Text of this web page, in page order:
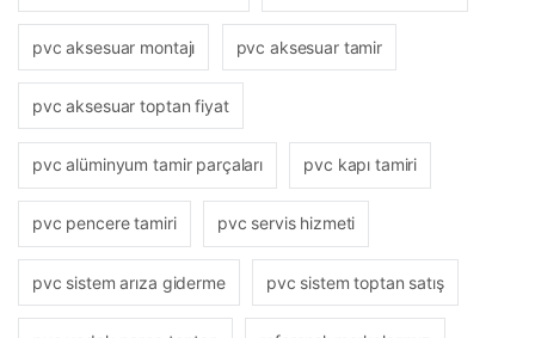
pvc aksesuar montajı pvc aksesuar tamir
pvc aksesuar toptan fiyat
pvc alüminyum tamir parçaları pvc kapı tamiri
pvc pencere tamiri pvc servis hizmeti
pvc sistem arıza giderme pvc sistem toptan satış